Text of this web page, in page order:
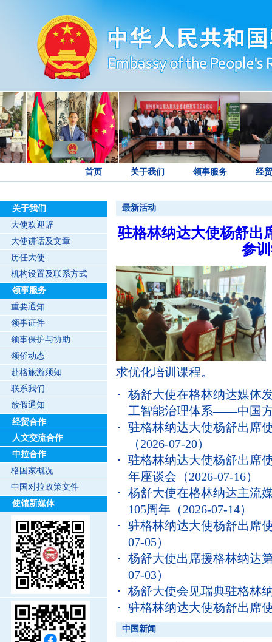
首页 关于我们 领事服务 经
关于我们
大使欢迎辞
大使讲话及文章
历任大使
机构设置及联系方式
领事服务
重要通知
领事证件
领事保护与协助
领侨动态
赴格旅游须知
联系我们
放假通知
经贸合作
人文交流合作
中拉合作
格国家概况
中国对拉政策文件
使馆新媒体
最新活动
驻格林纳达大使杨舒出
参
求优化培训课程。
杨舒大使在格林纳达媒体
工智能治理体系——中国
驻格林纳达大使杨舒出席
（2026-07-20）
驻格林纳达大使杨舒出席
年座谈会 （2026-07-16）
杨舒大使在格林纳达主流
105周年 （2026-07-14）
驻格林纳达大使杨舒出席
07-05）
杨舒大使出席援格林纳达
07-03）
杨舒大使会见瑞典驻格林
驻格林纳达大使杨舒出席
中国新闻